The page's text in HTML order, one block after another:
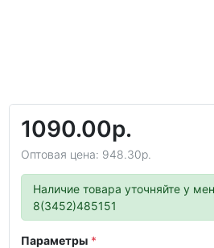
1090.00р.
Оптовая цена: 948.30р.
Наличие товара уточняйте у
8(3452)485151
Параметры